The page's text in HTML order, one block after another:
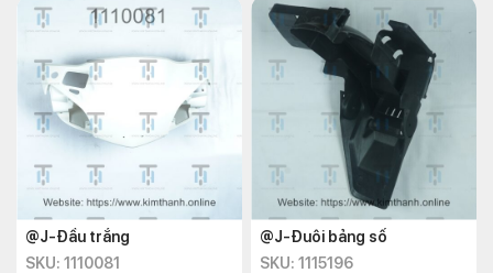
@J-Đầu trắng
SKU: 1110081
@J-Đuôi bảng số
SKU: 1115196